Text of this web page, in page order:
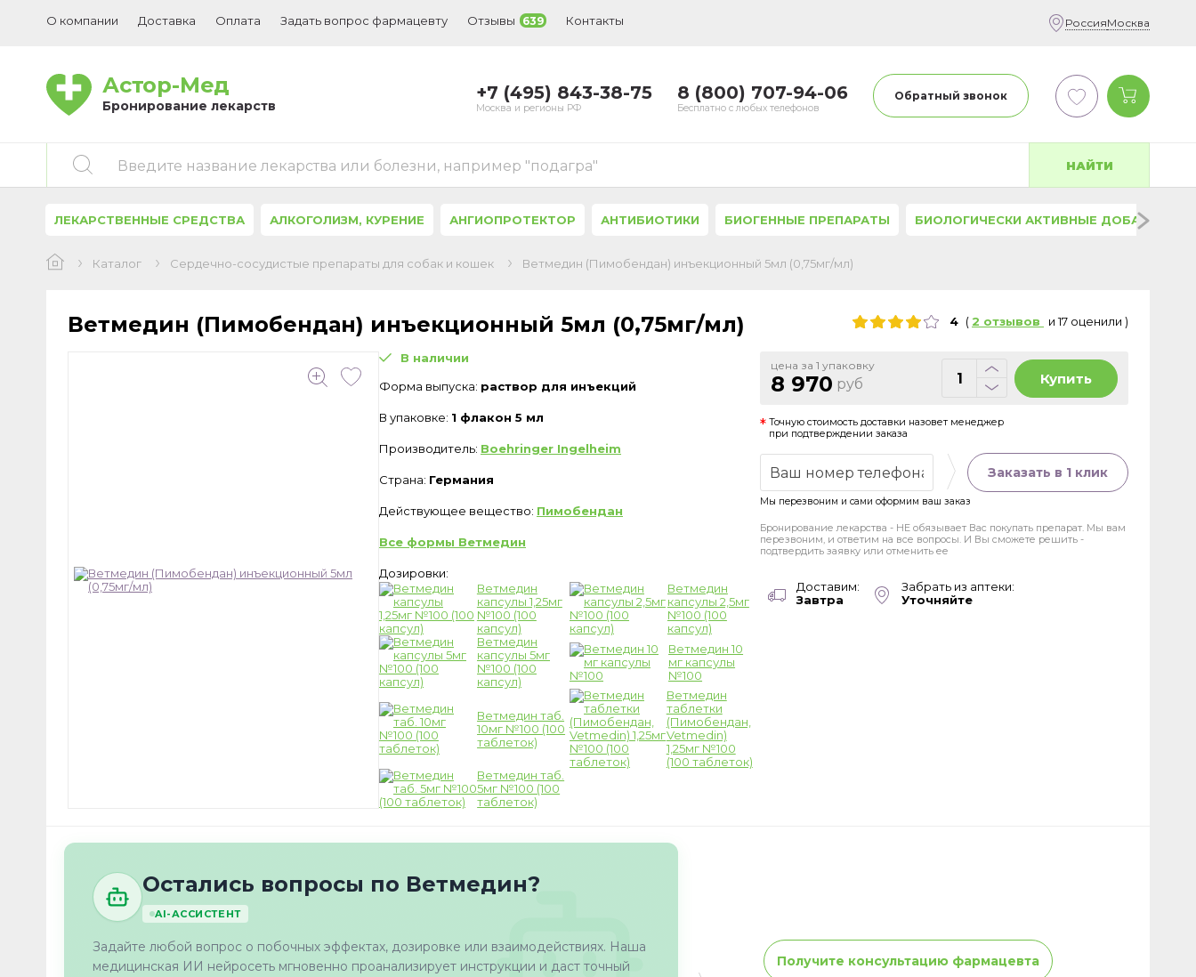
О компании Доставка Оплата Задать вопрос фармацевту Отзывы 639 Контакты РоссияМосква
Астор-Мед
Бронирование лекарств
+7 (495) 843-38-75
Москва и регионы РФ
8 (800) 707-94-06
Бесплатно с любых телефонов
Обратный звонок
Введите название лекарства или болезни, например "подагра" НАЙТИ
ЛЕКАРСТВЕННЫЕ СРЕДСТВА АЛКОГОЛИЗМ, КУРЕНИЕ АНГИОПРОТЕКТОР АНТИБИОТИКИ БИОГЕННЫЕ ПРЕПАРАТЫ БИОЛОГИЧЕСКИ АКТИВНЫЕ ДОБАВКИ
Каталог Сердечно-сосудистые препараты для собак и кошек Ветмедин (Пимобендан) инъекционный 5мл (0,75мг/мл)
Ветмедин (Пимобендан) инъекционный 5мл (0,75мг/мл) 4 (2 отзывов и17 оценили )
В наличии
Форма выпуска: раствор для инъекций
В упаковке: 1 флакон 5 мл
Производитель: Boehringer Ingelheim
Страна: Германия
Действующее вещество: Пимобендан
Все формы Ветмедин
Дозировки:
Ветмедин
капсулы 1,25мг
№100 (100
капсул)
Ветмедин
капсулы 2,5мг
№100 (100
капсул)
Ветмедин
капсулы 5мг
№100 (100
капсул)
Ветмедин 10
мг капсулы
№100
Ветмедин таб.
10мг №100 (100
таблеток)
Ветмедин
таблетки
(Пимобендан,
Vetmedin)
1,25мг №100
(100 таблеток)
Ветмедин таб.
5мг №100 (100
таблеток)
цена за 1 упаковку
8 970 руб Купить
Точную стоимость доставки назовет менеджер
при подтверждении заказа
Заказать в 1 клик
Мы перезвоним и сами оформим ваш заказ
Бронирование лекарства - НЕ обязывает Вас покупать препарат. Мы вам
перезвоним, и ответим на все вопросы. И Вы сможете решить -
подтвердить заявку или отменить ее
Доставим:
Завтра
Забрать из аптеки:
Уточняйте
Остались вопросы по Ветмедин?
AI-АССИСТЕНТ
Задайте любой вопрос о побочных эффектах, дозировке или взаимодействиях. Наша
медицинская ИИ нейросеть мгновенно проанализирует инструкции и даст точный
Получите консультацию фармацевта